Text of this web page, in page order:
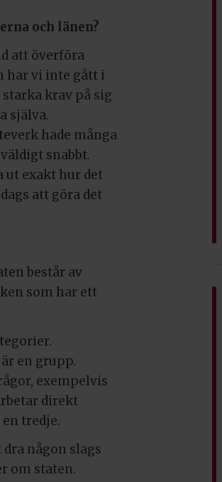
och länen?
att överföra
har vi inte gått i
krav på sig
själva.
hade många
snabbt.
ut exakt hur det
att göra det
består av
som har ett
en grupp.
exempelvis
direkt
tredje.
någon slags
om staten.